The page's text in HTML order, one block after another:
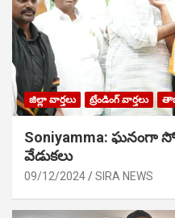
జిల్లా వార్తలు ట్రేండింగ్ వార్తలు
Soniyamma: ఘ‌నంగా
వేడుక‌లు
09/12/2024 SIRA NEWS